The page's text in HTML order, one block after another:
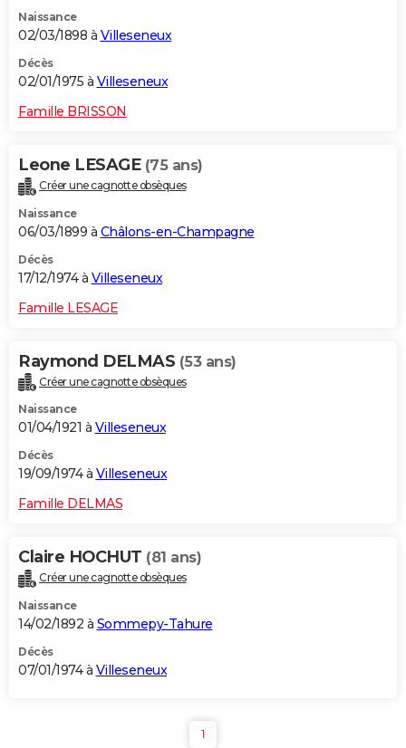
Naissance
02/03/1898 à Villeseneux
Décès
02/01/1975 à Villeseneux
Famille BRISSON
Leone LESAGE (75 ans)
Créer une cagnotte obsèques
Naissance
06/03/1899 à Châlons-en-Champagne
Décès
17/12/1974 à Villeseneux
Famille LESAGE
Raymond DELMAS (53 ans)
Créer une cagnotte obsèques
Naissance
01/04/1921 à Villeseneux
Décès
19/09/1974 à Villeseneux
Famille DELMAS
Claire HOCHUT (81 ans)
Créer une cagnotte obsèques
Naissance
14/02/1892 à Sommepy-Tahure
Décès
07/01/1974 à Villeseneux
1